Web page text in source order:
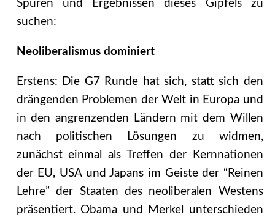
Spuren und Ergebnissen dieses Gipfels zu
suchen:
Neoliberalismus dominiert
Erstens: Die G7 Runde hat sich, statt sich den
drängenden Problemen der Welt in Europa und
in den angrenzenden Ländern mit dem Willen
nach politischen Lösungen zu widmen,
zunächst einmal als Treffen der Kernnationen
der EU, USA und Japans im Geiste der “Reinen
Lehre” der Staaten des neoliberalen Westens
präsentiert. Obama und Merkel unterschieden